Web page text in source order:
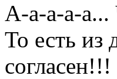
А-а-а-а-а...
То есть из